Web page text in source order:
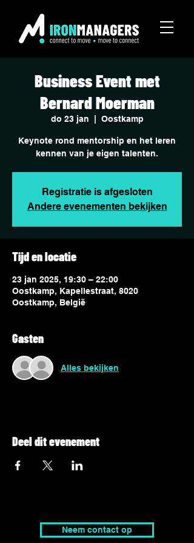
Business Event met
Bernard Moerman
do 23 jan Oostkamp
Keynote rond mentorship en het leren
kennen van je eigen talenten.
Registratie is afgesloten
Andere evenementen bekijken
Tijd en locatie
23 jan 2025, 19:30 – 22:00
Oostkamp, Kapellestraat, 8020
Oostkamp, België
Gasten
Alles bekijken
Deel dit evenement
Neem contact op